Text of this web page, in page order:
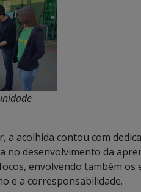
a acolhida contou com
no desenvolvimento da
envolvendo também os
e a corresponsabilidade.